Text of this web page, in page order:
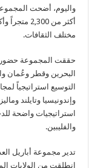
واليوم، أضحت المجموعة
مختلف الثقافات.
حققت المجموعة حضوراً
البحرين وقطر وعُمان
التوسيع استراتيجياً
وإندونيسيا وتايلند
استراتيجيات واضحة
والفليبين.
تدير مجموعة أباريل
انطلقت من الولايات